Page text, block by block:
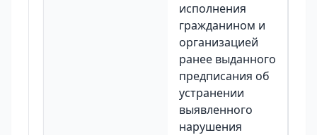
исполнения
гражданином и
организацией
ранее выданного
предписания об
устранении
выявленного
нарушения